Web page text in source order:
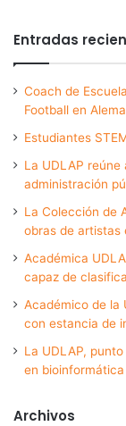
Entradas
Coach de
Football en
Estudiantes
La UDLAP
administración
La Colección de
obras de artistas
Académica
capaz de
Académico de la
con estancia de
La UDLAP,
en
Archivos